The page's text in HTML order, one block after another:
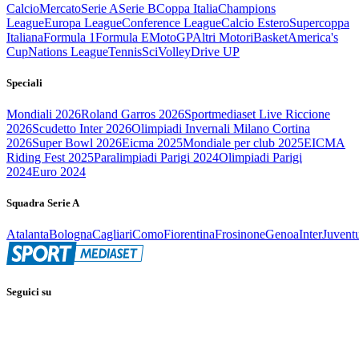
CalcioMercatoSerie ASerie BCoppa ItaliaChampions
LeagueEuropa LeagueConference LeagueCalcio EsteroSupercoppa
ItalianaFormula 1Formula EMotoGPAltri MotoriBasketAmerica's
CupNations LeagueTennisSciVolleyDrive UP
Speciali
Mondiali 2026Roland Garros 2026Sportmediaset Live Riccione
2026Scudetto Inter 2026Olimpiadi Invernali Milano Cortina
2026Super Bowl 2026Eicma 2025Mondiale per club 2025EICMA
Riding Fest 2025Paralimpiadi Parigi 2024Olimpiadi Parigi
2024Euro 2024
Squadra Serie A
AtalantaBolognaCagliariComoFiorentinaFrosinoneGenoaInter
Seguici su